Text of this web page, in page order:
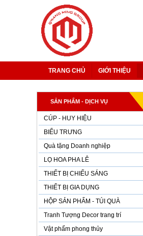
TRANG CHỦ GIỚI THIỆU
SẢN PHẨM - DỊCH VỤ
CÚP - HUY HIỆU
BIỂU TRƯNG
Quà tặng Doanh nghiệp
LỌ HOA PHA LÊ
THIẾT BỊ CHIẾU SÁNG
THIẾT BỊ GIA DỤNG
HỘP SẢN PHẨM - TÚI QUÀ
Tranh Tượng Decor trang trí
Vật phẩm phong thủy